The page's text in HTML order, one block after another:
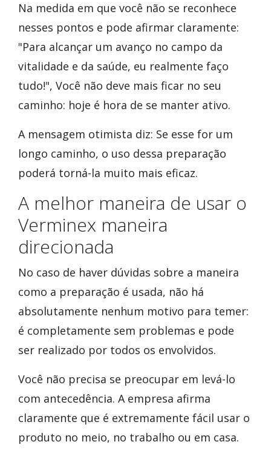
Na medida em que você não se reconhece
nesses pontos e pode afirmar claramente:
"Para alcançar um avanço no campo da
vitalidade e da saúde, eu realmente faço
tudo!", Você não deve mais ficar no seu
caminho: hoje é hora de se manter ativo.
A mensagem otimista diz: Se esse for um
longo caminho, o uso dessa preparação
poderá torná-la muito mais eficaz.
A melhor maneira de usar o
Verminex maneira
direcionada
No caso de haver dúvidas sobre a maneira
como a preparação é usada, não há
absolutamente nenhum motivo para temer:
é completamente sem problemas e pode
ser realizado por todos os envolvidos.
Você não precisa se preocupar em levá-lo
com antecedência. A empresa afirma
claramente que é extremamente fácil usar o
produto no meio, no trabalho ou em casa.